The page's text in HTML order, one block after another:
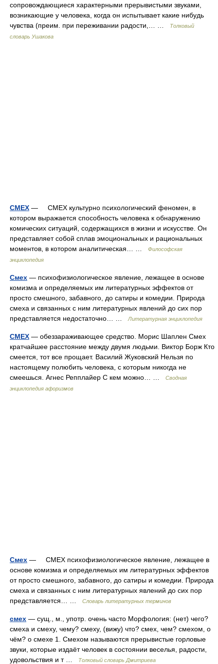
сопровождающиеся характерными прерывистыми звуками,
возникающие у человека, когда он испытывает какие нибудь
чувства (преим. при переживании радости,… …
Толковый
словарь Ушакова
СМЕХ — СМЕХ культурно психологический феномен, в
котором выражается способность человека к обнаружению
комических ситуаций, содержащихся в жизни и искусстве. Он
представляет собой сплав эмоциональных и рациональных
моментов, в котором аналитическая… …
Философская
энциклопедия
Смех — психофизиологическое явление, лежащее в основе
комизма и определяемых им литературных эффектов от
просто смешного, забавного, до сатиры и комедии. Природа
смеха и связанных с ним литературных явлений до сих пор
представляется недостаточно… …
Литературная энциклопедия
СМЕХ — обеззараживающее средство. Морис Шаплен Смех
кратчайшее расстояние между двумя людьми. Виктор Борж Кто
смеется, тот все прощает. Василий Жуковский Нельзя по
настоящему полюбить человека, с которым никогда не
смеешься. Агнес Репплайер С кем можно… …
Сводная
энциклопедия афоризмов
Смех — СМЕХ психофизиологическое явление, лежащее в
основе комизма и определяемых им литературных эффектов
от просто смешного, забавного, до сатиры и комедии. Природа
смеха и связанных с ним литературных явлений до сих пор
представляется… …
Словарь литературных терминов
смех — сущ., м., употр. очень часто Морфология: (нет) чего?
смеха и смеху, чему? смеху, (вижу) что? смех, чем? смехом, о
чём? о смехе 1. Смехом называются прерывистые горловые
звуки, которые издаёт человек в состоянии веселья, радости,
удовольствия и т …
Толковый словарь Дмитриева